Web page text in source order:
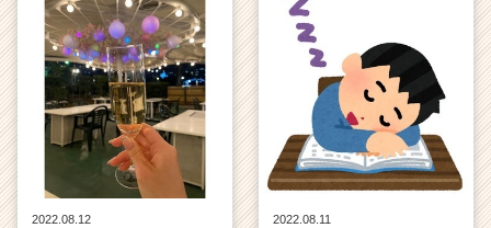
2022.08.12
2022.08.11